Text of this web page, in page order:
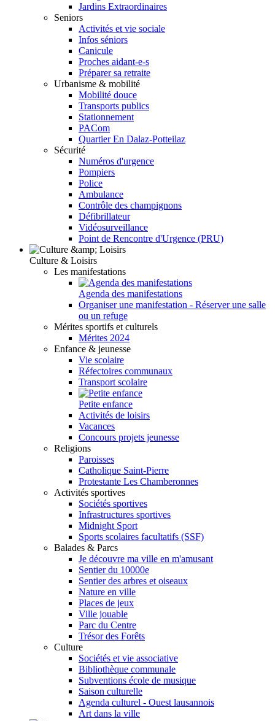
Jardins Extraordinaires
Seniors
Activités et vie sociale
Infos séniors
Canicule
Proches aidant-e-s
Préparer sa retraite
Urbanisme & mobilité
Mobilité douce
Transports publics
Stationnement
PACom
Quartier En Dalaz-Potteilaz
Sécurité
Numéros d'urgence
Pompiers
Police
Ambulance
Contrôle des champignons
Défibrillateur
Vidéosurveillance
Point de Rencontre d'Urgence (PRU)
Culture & Loisirs
Les manifestations
Agenda des manifestations
Organiser une manifestation - Réserver une salle
ou un refuge
Mérites sportifs et culturels
Mérites 2024
Enfance & jeunesse
Vie scolaire
Réfectoires communaux
Transport scolaire
Petite enfance
Activités de loisirs
Vacances
Concours projets jeunesse
Religions
Paroisses
Catholique Saint-Pierre
Protestante Les Chamberonnes
Activités sportives
Sociétés sportives
Infrastructures sportives
Midnight Sport
Sports scolaires facultatifs (SSF)
Balades & Parcs
Je découvre ma ville en m'amusant
Sentier du 10000e
Sentier des arbres et oiseaux
Nature en ville
Places de jeux
Ville jouable
Parc du Centre
Trésor des Forêts
Culture
Sociétés et vie associative
Bibliothèque communale
Subventions école de musique
Saison culturelle
Agenda culturel - Ouest lausannois
Art dans la ville